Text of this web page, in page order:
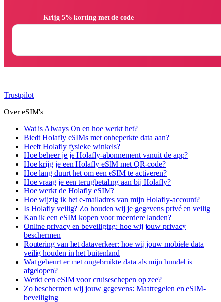
Trustpilot
Over eSIM's
Wat is Always On en hoe werkt het?
Biedt Holafly eSIMs met onbeperkte data aan?
Heeft Holafly fysieke winkels?
Hoe beheer je je Holafly-abonnement vanuit de app?
Hoe krijg je een Holafly eSIM met QR-code?
Hoe lang duurt het om een eSIM te activeren?
Hoe vraag je een terugbetaling aan bij Holafly?
Hoe werkt de Holafly eSIM?
Hoe wijzig ik het e-mailadres van mijn Holafly-account?
Is Holafly veilig? Zo houden wij je gegevens privé en veilig
Kan ik een eSIM kopen voor meerdere landen?
Online privacy en beveiliging: hoe wij jouw privacy
beschermen
Routering van het dataverkeer: hoe wij jouw mobiele data
veilig houden in het buitenland
Wat gebeurt er met ongebruikte data als mijn bundel is
afgelopen?
Werkt een eSIM voor cruiseschepen op zee?
Zo beschermen wij jouw gegevens: Maatregelen en eSIM-
beveiliging